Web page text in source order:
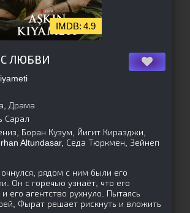
4.9
ЛЮБВИ
Драма
Сарал
Боран Кузум, Йигит Киразджи,
Altundasar, Седа Тюркмен, Зейнеп
рядом с ним были его
Он с горечью узнаёт, что его
его агентство рухнуло. Пытаясь
Фырат решает рискнуть и вложить